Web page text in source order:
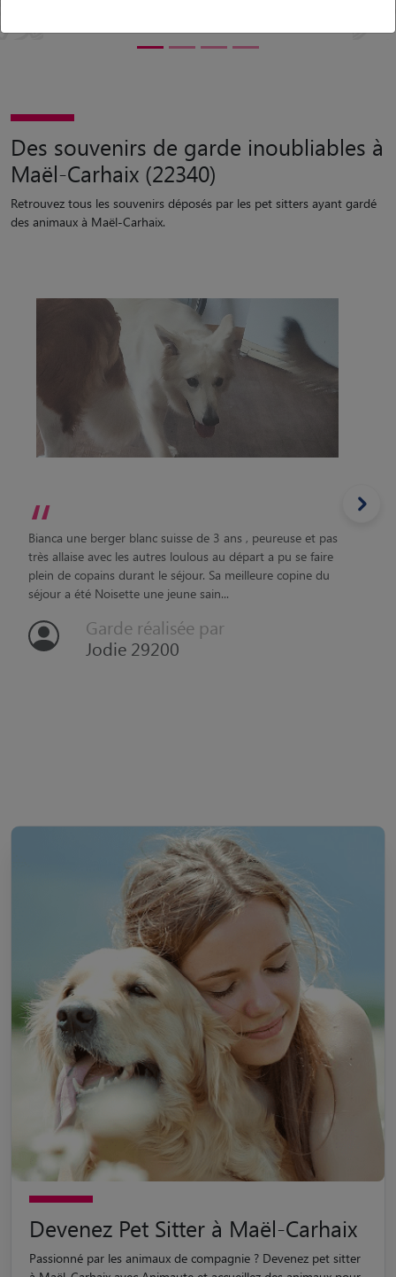
Retrouvez tous les souvenirs déposés par les pet sitters ayant gardé
des animaux à Maël-Carhaix.
“
Bianca une berger blanc suisse de 3 ans , peureuse et pas
très allaise avec les autres loulous au départ a pu se faire